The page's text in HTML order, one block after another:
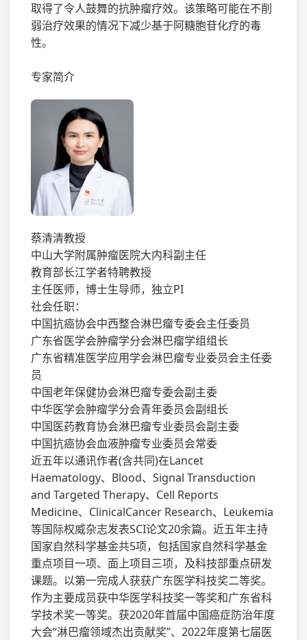
取得了令人鼓舞的抗肿瘤疗效。该策略可能在不削
弱治疗效果的情况下减少基于阿糖胞苷化疗的毒
性。
专家简介
蔡清清教授
中山大学附属肿瘤医院大内科副主任
教育部长江学者特聘教授
主任医师，博士生导师，独立PI
社会任职：
中国抗癌协会中西整合淋巴瘤专委会主任委员
广东省医学会肿瘤学分会淋巴瘤学组组长
广东省精准医学应用学会淋巴瘤专业委员会主任委
员
中国老年保健协会淋巴瘤专委会副主委
中华医学会肿瘤学分会青年委员会副组长
中国医药教育协会淋巴瘤专业委员会副主委
中国抗癌协会血液肿瘤专业委员会常委
近五年以通讯作者(含共同)在Lancet
Haematology、Blood、Signal Transduction
and Targeted Therapy、Cell Reports
Medicine、ClinicalCancer Research、Leukemia
等国际权威杂志发表SCI论文20余篇。近五年主持
国家自然科学基金共5项，包括国家自然科学基金
重点项目一项、面上项目三项，及科技部重点研发
课题。以第一完成人获获广东医学科技奖二等奖。
作为主要成员获中华医学科技奖一等奖和广东省科
学技术奖一等奖。获2020年首届中国癌症防治年度
大会“淋巴瘤领域杰出贡献奖”、2022年度第七届医